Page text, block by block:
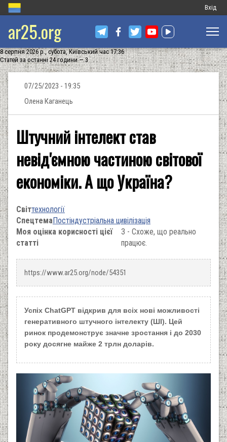
Меню
запису
Вхід
ar25.org
8 серпня 2026 р., субота, Київський час 17:36
Статей за останні 24 години — 3
07/25/2023 - 19:35
Олена Каганець
Штучний інтелект став
невід'ємною частиною світової
економіки. А що Україна?
Світтехнології
СпецтемаПостіндустріальна цивілізація
Моя оцінка корисності цієї
статті
3 - Схоже, що реально
працює.
https://www.ar25.org/node/54351
Успіх ChatGPT відкрив для всіх нові можливості
генеративного штучного інтелекту (ШІ). Цей
ринок продемонструє значне зростання і до 2030
року досягне майже 2 трлн доларів.